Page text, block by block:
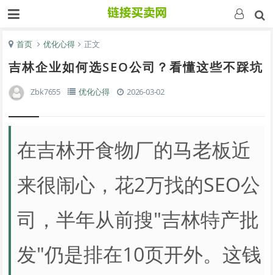
首页 优化心得 正文
吉林企业如何选SEO公司？看懂这些不踩坑
Zbk7655 优化心得 2026-03-02
在吉林开食物厂的马老板近
来很闹心，花2万找的SEO公
司，半年从前搜"吉林特产批
发"仍是排在10页开外。这钱